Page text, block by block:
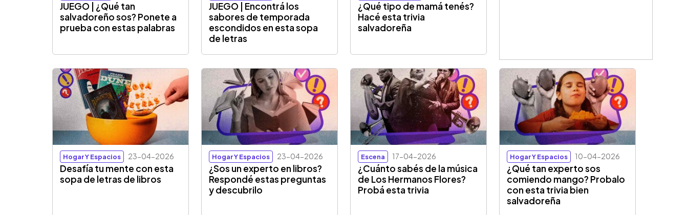
JUEGO | ¿Qué tan
salvadoreño sos? Ponete a
prueba con estas palabras
JUEGO | Encontrá los
sabores de temporada
escondidos en esta sopa
de letras
¿Qué tipo de mamá tenés?
Hacé esta trivia
salvadoreña
Hogar Y Espacios 23-04-2026
Desafía tu mente con esta
sopa de letras de libros
Hogar Y Espacios 23-04-2026
¿Sos un experto en libros?
Respondé estas preguntas
y descubrilo
Escena 17-04-2026
¿Cuánto sabés de la música
de Los Hermanos Flores?
Probá esta trivia
Hogar Y Espacios 10-04-2026
¿Qué tan experto sos
comiendo mango? Probalo
con esta trivia bien
salvadoreña